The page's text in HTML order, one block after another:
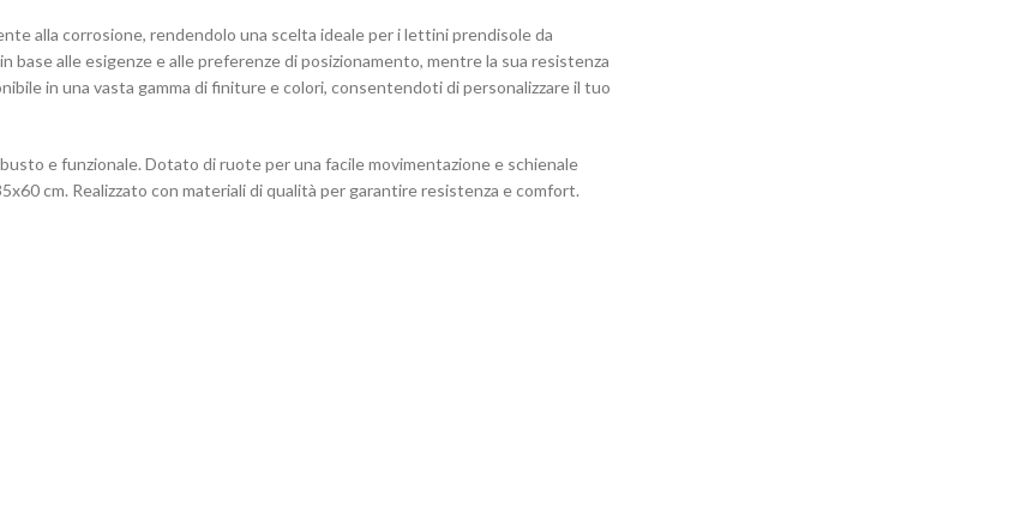
alla corrosione, rendendolo una scelta ideale per i lettini prendisole da
alle esigenze e alle preferenze di posizionamento, mentre la sua resistenza
in una vasta gamma di finiture e colori, consentendoti di personalizzare il tuo
e funzionale. Dotato di ruote per una facile movimentazione e schienale
cm. Realizzato con materiali di qualità per garantire resistenza e comfort.